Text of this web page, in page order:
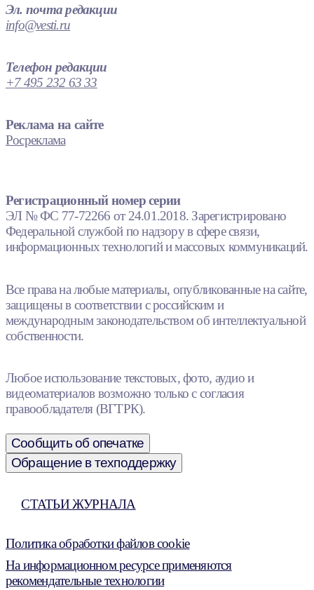
Эл. почта редакции
info@vesti.ru
Телефон редакции
+7 495 232 63 33
Реклама на сайте
Росреклама
Регистрационный номер серии
ЭЛ № ФС 77-72266 от 24.01.2018. Зарегистрировано
Федеральной службой по надзору в сфере связи,
информационных технологий и массовых коммуникаций.
Все права на любые материалы, опубликованные на сайте,
защищены в соответствии с российским и
международным законодательством об интеллектуальной
собственности.
Любое использование текстовых, фото, аудио и
видеоматериалов возможно только с согласия
правообладателя (ВГТРК).
Сообщить об опечатке
Обращение в техподдержку
СТАТЬИ ЖУРНАЛА
Политика обработки файлов cookie
На информационном ресурсе применяются
рекомендательные технологии